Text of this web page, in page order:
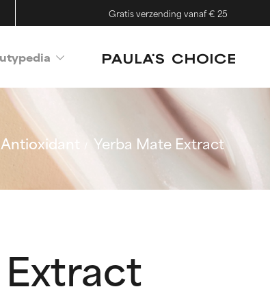
Gratis verzending vanaf € 25
Antioxidant
Yerba Mate Extract